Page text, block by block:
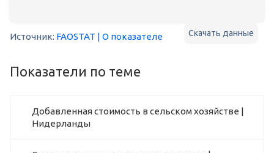
Скачать данные
Источник: FAOSTAT | О показателе
Показатели по теме
Добавленная стоимость в сельском хозяйстве |
Нидерланды